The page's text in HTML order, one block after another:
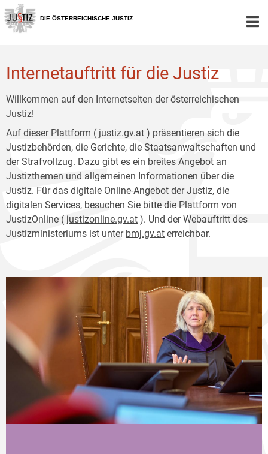
Zur
Hauptnavigation
[1]
Zum
Inhalt
[2]
DIE ÖSTERREICHISCHE JUSTIZ
Internetauftritt für die Justiz
Willkommen auf den Internetseiten der österreichischen
Justiz!
Auf dieser Plattform ( justiz.gv.at ) präsentieren sich die
Justizbehörden, die Gerichte, die Staatsanwaltschaften und
der Strafvollzug. Dazu gibt es ein breites Angebot an
Justizthemen und allgemeinen Informationen über die
Justiz. Für das digitale Online-Angebot der Justiz, die
digitalen Services, besuchen Sie bitte die Plattform von
JustizOnline ( justizonline.gv.at ). Und der Webauftritt des
Justizministeriums ist unter bmj.gv.at erreichbar.